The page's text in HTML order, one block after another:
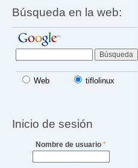
Búsqueda en la web:
Web tiflolinux
Inicio de sesión
Nombre de usuario *